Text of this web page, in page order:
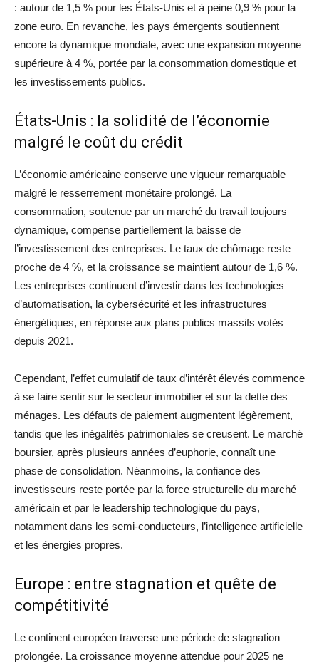
: autour de 1,5 % pour les États-Unis et à peine 0,9 % pour la
zone euro. En revanche, les pays émergents soutiennent
encore la dynamique mondiale, avec une expansion moyenne
supérieure à 4 %, portée par la consommation domestique et
les investissements publics.
États-Unis : la solidité de l’économie
malgré le coût du crédit
L’économie américaine conserve une vigueur remarquable
malgré le resserrement monétaire prolongé. La
consommation, soutenue par un marché du travail toujours
dynamique, compense partiellement la baisse de
l’investissement des entreprises. Le taux de chômage reste
proche de 4 %, et la croissance se maintient autour de 1,6 %.
Les entreprises continuent d’investir dans les technologies
d’automatisation, la cybersécurité et les infrastructures
énergétiques, en réponse aux plans publics massifs votés
depuis 2021.
Cependant, l’effet cumulatif de taux d’intérêt élevés commence
à se faire sentir sur le secteur immobilier et sur la dette des
ménages. Les défauts de paiement augmentent légèrement,
tandis que les inégalités patrimoniales se creusent. Le marché
boursier, après plusieurs années d’euphorie, connaît une
phase de consolidation. Néanmoins, la confiance des
investisseurs reste portée par la force structurelle du marché
américain et par le leadership technologique du pays,
notamment dans les semi-conducteurs, l’intelligence artificielle
et les énergies propres.
Europe : entre stagnation et quête de
compétitivité
Le continent européen traverse une période de stagnation
prolongée. La croissance moyenne attendue pour 2025 ne